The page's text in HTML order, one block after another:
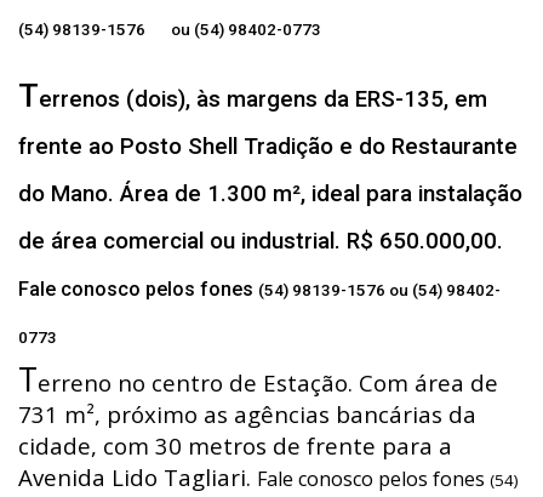
(54) 98139-1576 ou (54) 98402-0773
Terrenos (dois), às margens da ERS-135, em
frente ao Posto Shell Tradição e do Restaurante
do Mano. Área de 1.300 m², ideal para instalação
de área comercial ou industrial. R$ 650.000,00.
Fale conosco pelos fones (54) 98139-1576 ou (54) 98402-
0773
Terreno no centro de Estação. Com área de
731 m², próximo as agências bancárias da
cidade, com 30 metros de frente para a
Avenida Lido Tagliari. Fale conosco pelos fones (54)